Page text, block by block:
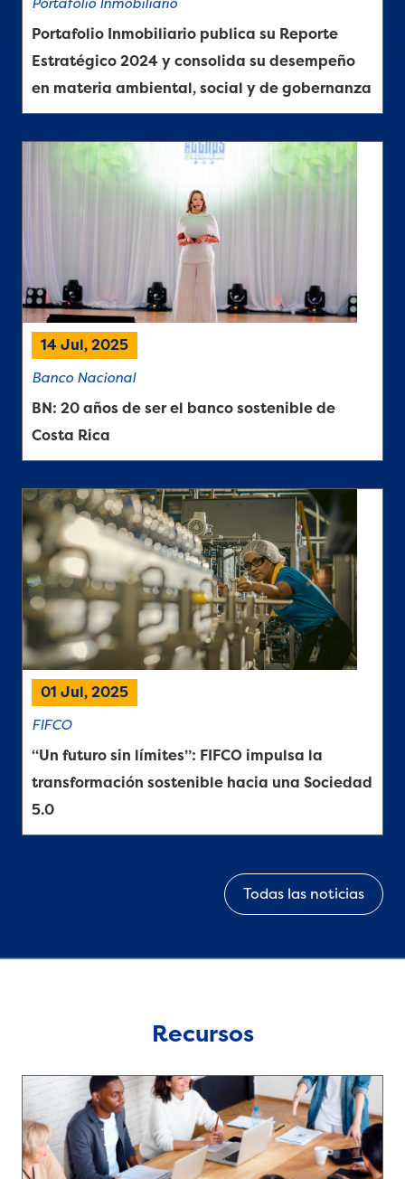
Portafolio Inmobiliario publica su Reporte
Estratégico 2024 y consolida su desempeño
en materia ambiental, social y de gobernanza
14 Jul, 2025
Banco Nacional
BN: 20 años de ser el banco sostenible de
Costa Rica
01 Jul, 2025
FIFCO
“Un futuro sin límites”: FIFCO impulsa la
transformación sostenible hacia una Sociedad
5.0
Todas las noticias
Recursos